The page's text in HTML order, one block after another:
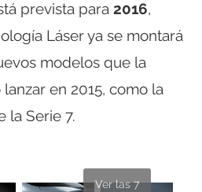
prevista para 2016,
Láser ya se montará
modelos que la
en 2015, como la
la Serie 7.
Ver las 7